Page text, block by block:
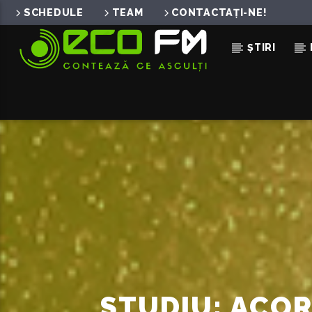
SCHEDULE TEAM CONTACTAȚI-NE!
ȘTIRI
ACUM ÎN DIRECT
SEMNE (ADRIAN FUNK &
REMIX)
JO FEAT. CABRON & ADRIAN FUNK
OLIX